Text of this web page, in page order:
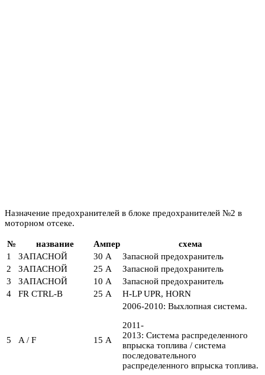
Назначение предохранителей в блоке предохранителей №2 в
моторном отсеке.
№ название Ампер
схема
1
ЗАПАСНОЙ 30 А
Запасной предохранитель
2
ЗАПАСНОЙ 25 А
Запасной предохранитель
3
ЗАПАСНОЙ 10 А
Запасной предохранитель
4
FR CTRL-B 25 А H-LP UPR, HORN
5 A / F 15 А
2006-2010: Выхлопная система.
2011-
2013: Система распределенного
впрыска топлива / система
последовательного
распределенного впрыска топлива.